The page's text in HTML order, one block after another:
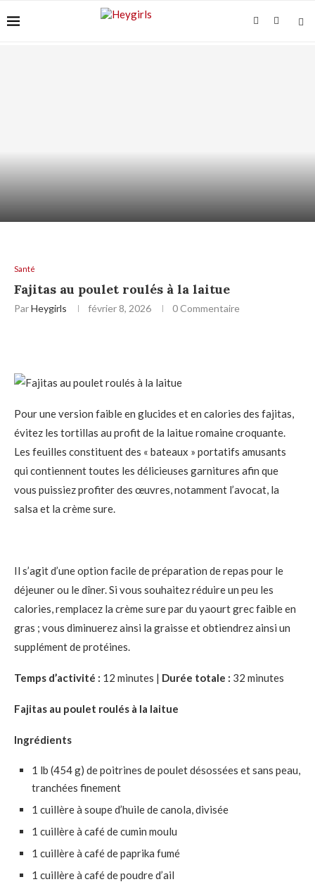
Santé
Fajitas au poulet roulés à la laitue
ParHeygirls février 8, 2026 0 Commentaire
Pour une version faible en glucides et en calories des fajitas,
évitez les tortillas au profit de la laitue romaine croquante.
Les feuilles constituent des « bateaux » portatifs amusants
qui contiennent toutes les délicieuses garnitures afin que
vous puissiez profiter des œuvres, notamment l’avocat, la
salsa et la crème sure.
Il s’agit d’une option facile de préparation de repas pour le
déjeuner ou le dîner. Si vous souhaitez réduire un peu les
calories, remplacez la crème sure par du yaourt grec faible en
gras ; vous diminuerez ainsi la graisse et obtiendrez ainsi un
supplément de protéines.
Temps d’activité : 12 minutes | Durée totale : 32 minutes
Fajitas au poulet roulés à la laitue
Ingrédients
1 lb (454 g) de poitrines de poulet désossées et sans peau,
tranchées finement
1 cuillère à soupe d’huile de canola, divisée
1 cuillère à café de cumin moulu
1 cuillère à café de paprika fumé
1 cuillère à café de poudre d’ail